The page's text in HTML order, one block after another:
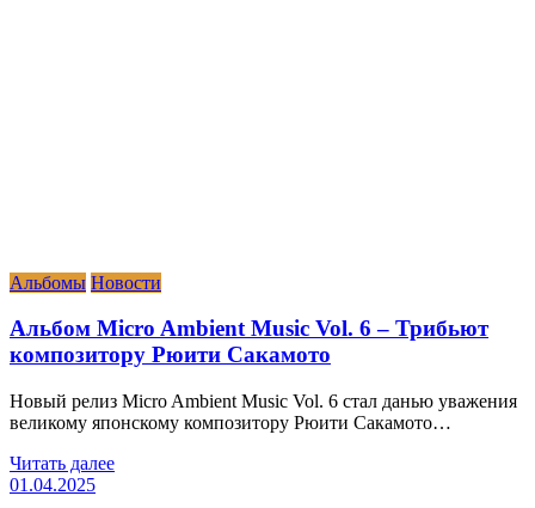
Альбомы Новости
Альбом Micro Ambient Music Vol. 6 – Трибьют
композитору Рюити Сакамото
Новый релиз Micro Ambient Music Vol. 6 стал данью уважения
великому японскому композитору Рюити Сакамото…
Читать далее
01.04.2025